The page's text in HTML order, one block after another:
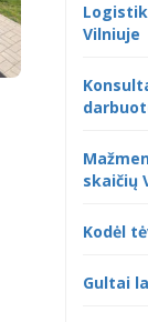
Vilniuje
skaičių
Kodėl
Gultai